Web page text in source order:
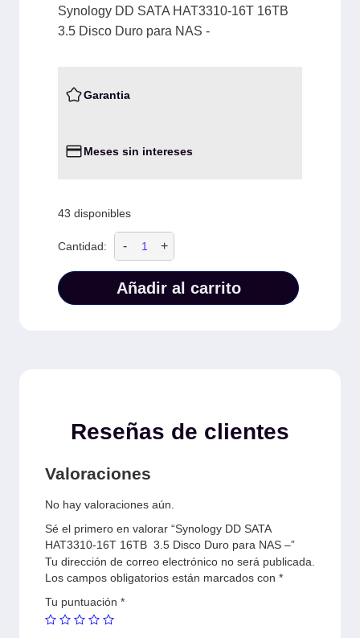
Synology DD SATA HAT3310-16T 16TB
3.5 Disco Duro para NAS -
Garantia
Meses sin intereses
43 disponibles
Cantidad: - +
Añadir al carrito
Reseñas de clientes
Valoraciones
No hay valoraciones aún.
Sé el primero en valorar “Synology DD SATA
HAT3310-16T 16TB 3.5 Disco Duro para NAS –”
Tu dirección de correo electrónico no será publicada.
Los campos obligatorios están marcados con *
Tu puntuación *